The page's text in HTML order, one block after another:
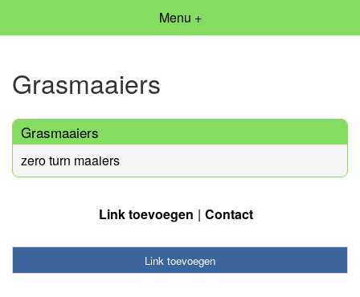
Menu +
Grasmaaiers
Grasmaaiers
zero turn maaiers
Link toevoegen Contact
Link toevoegen